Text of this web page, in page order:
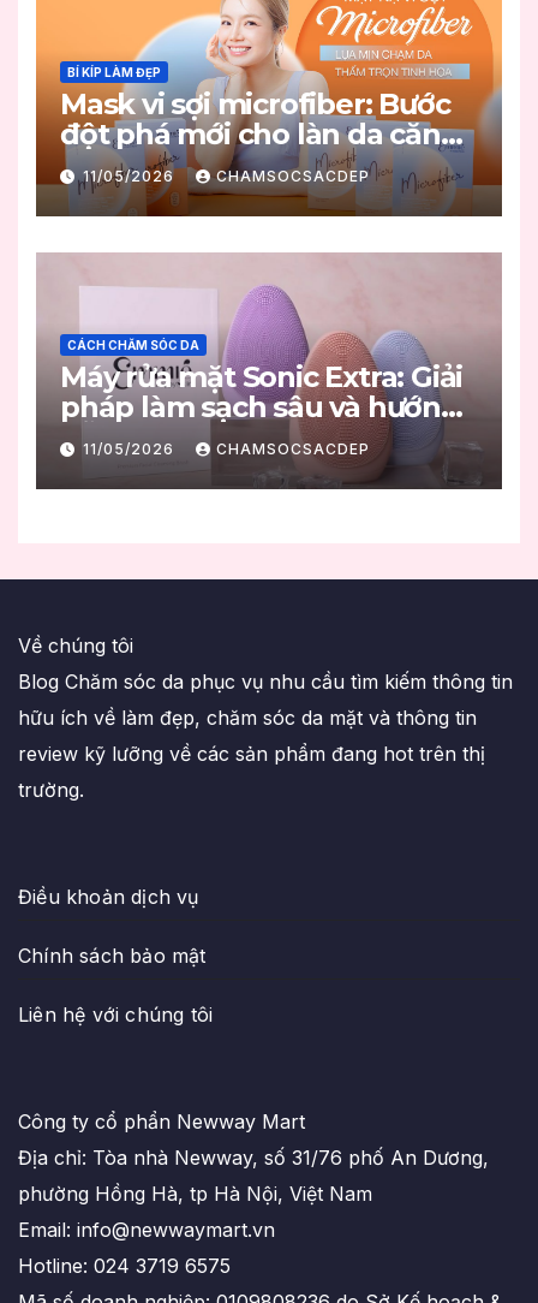
BÍ KÍP LÀM ĐẸP
Mask vi sợi microfiber: Bước
đột phá mới cho làn da căng
mọng
11/05/2026 CHAMSOCSACDEP
CÁCH CHĂM SÓC DA
Máy rửa mặt Sonic Extra: Giải
pháp làm sạch sâu và hướng
dẫn sử dụng đúng chuẩn
11/05/2026 CHAMSOCSACDEP
Về chúng tôi
Blog Chăm sóc da phục vụ nhu cầu tìm kiếm thông tin
hữu ích về làm đẹp, chăm sóc da mặt và thông tin
review kỹ lưỡng về các sản phẩm đang hot trên thị
trường.
Điều khoản dịch vụ
Chính sách bảo mật
Liên hệ với chúng tôi
Công ty cổ phẩn Newway Mart
Địa chỉ: Tòa nhà Newway, số 31/76 phố An Dương,
phường Hồng Hà, tp Hà Nội, Việt Nam
Email: info@newwaymart.vn
Hotline: 024 3719 6575